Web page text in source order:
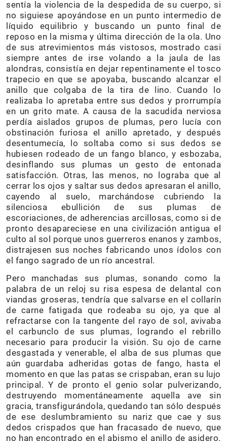
sentía la violencia de la despedida de su cuerpo, si
no siguiese apoyándose en un punto intermedio de
líquido equilibrio y buscando un punto final de
reposo en la misma y última dirección de la ola. Uno
de sus atrevimientos más vistosos, mostrado casi
siempre antes de irse volando a la jaula de las
alondras, consistía en dejar repentinamente el tosco
trapecio en que se apoyaba, buscando alcanzar el
anillo que colgaba de la tira de lino. Cuando lo
realizaba lo apretaba entre sus dedos y prorrumpía
en un grito mate. A causa de la sacudida nerviosa
perdía aislados grupos de plumas, pero lucía con
obstinación furiosa el anillo apretado, y después
desentumecía, lo soltaba como si sus dedos se
hubiesen rodeado de un fango blanco, y esbozaba,
desinflando sus plumas un gesto de entonada
satisfacción. Otras, las menos, no lograba que al
cerrar los ojos y saltar sus dedos apresaran el anillo,
cayendo al suelo, marchándose cubriendo la
silenciosa ebullición de sus plumas de
escoriaciones, de adherencias arcillosas, como si de
pronto desapareciese en una civilización antigua el
culto al sol porque unos guerreros enanos y zambos,
distrajesen sus noches fabricando unos ídolos con
el fango sagrado de un río ancestral.
Pero manchadas sus plumas, sonando como la
palabra de un reloj su risa espesa de delantal con
viandas groseras, tendría que salvarse en el collarín
de carne fatigada que rodeaba su ojo, ya que al
refractarse con la tangente del rayo de sol, avivaba
el carbunclo de sus plumas, logrando el rebrillo
necesario para producir la visión. Su ojo de carne
desgastada y venerable, el alba de sus plumas que
aún guardaba adheridas gotas de fango, hasta el
momento en que las patas se crispaban, eran su lujo
principal. Y de pronto el genio solar pulverizando,
destruyendo momentáneamente aquella ave sin
gracia, transfigurándola, quedando tan sólo después
de ese deslumbramiento su nariz que cae y sus
dedos crispados que han fracasado de nuevo, que
no han encontrado en el abismo el anillo de asidero.